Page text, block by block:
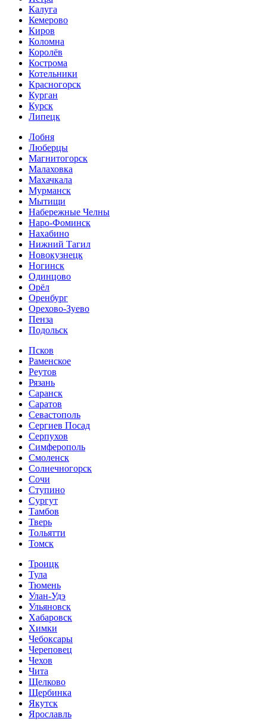
Калуга
Кемерово
Киров
Коломна
Королёв
Кострома
Котельники
Красногорск
Курган
Курск
Липецк
Лобня
Люберцы
Магнитогорск
Малаховка
Махачкала
Мурманск
Мытищи
Набережные Челны
Наро-Фоминск
Нахабино
Нижний Тагил
Новокузнецк
Ногинск
Одинцово
Орёл
Оренбург
Орехово-Зуево
Пенза
Подольск
Псков
Раменское
Реутов
Рязань
Саранск
Саратов
Севастополь
Сергиев Посад
Серпухов
Симферополь
Смоленск
Солнечногорск
Сочи
Ступино
Сургут
Тамбов
Тверь
Тольятти
Томск
Троицк
Тула
Тюмень
Улан-Удэ
Ульяновск
Хабаровск
Химки
Чебоксары
Череповец
Чехов
Чита
Щелково
Щербинка
Якутск
Ярославль